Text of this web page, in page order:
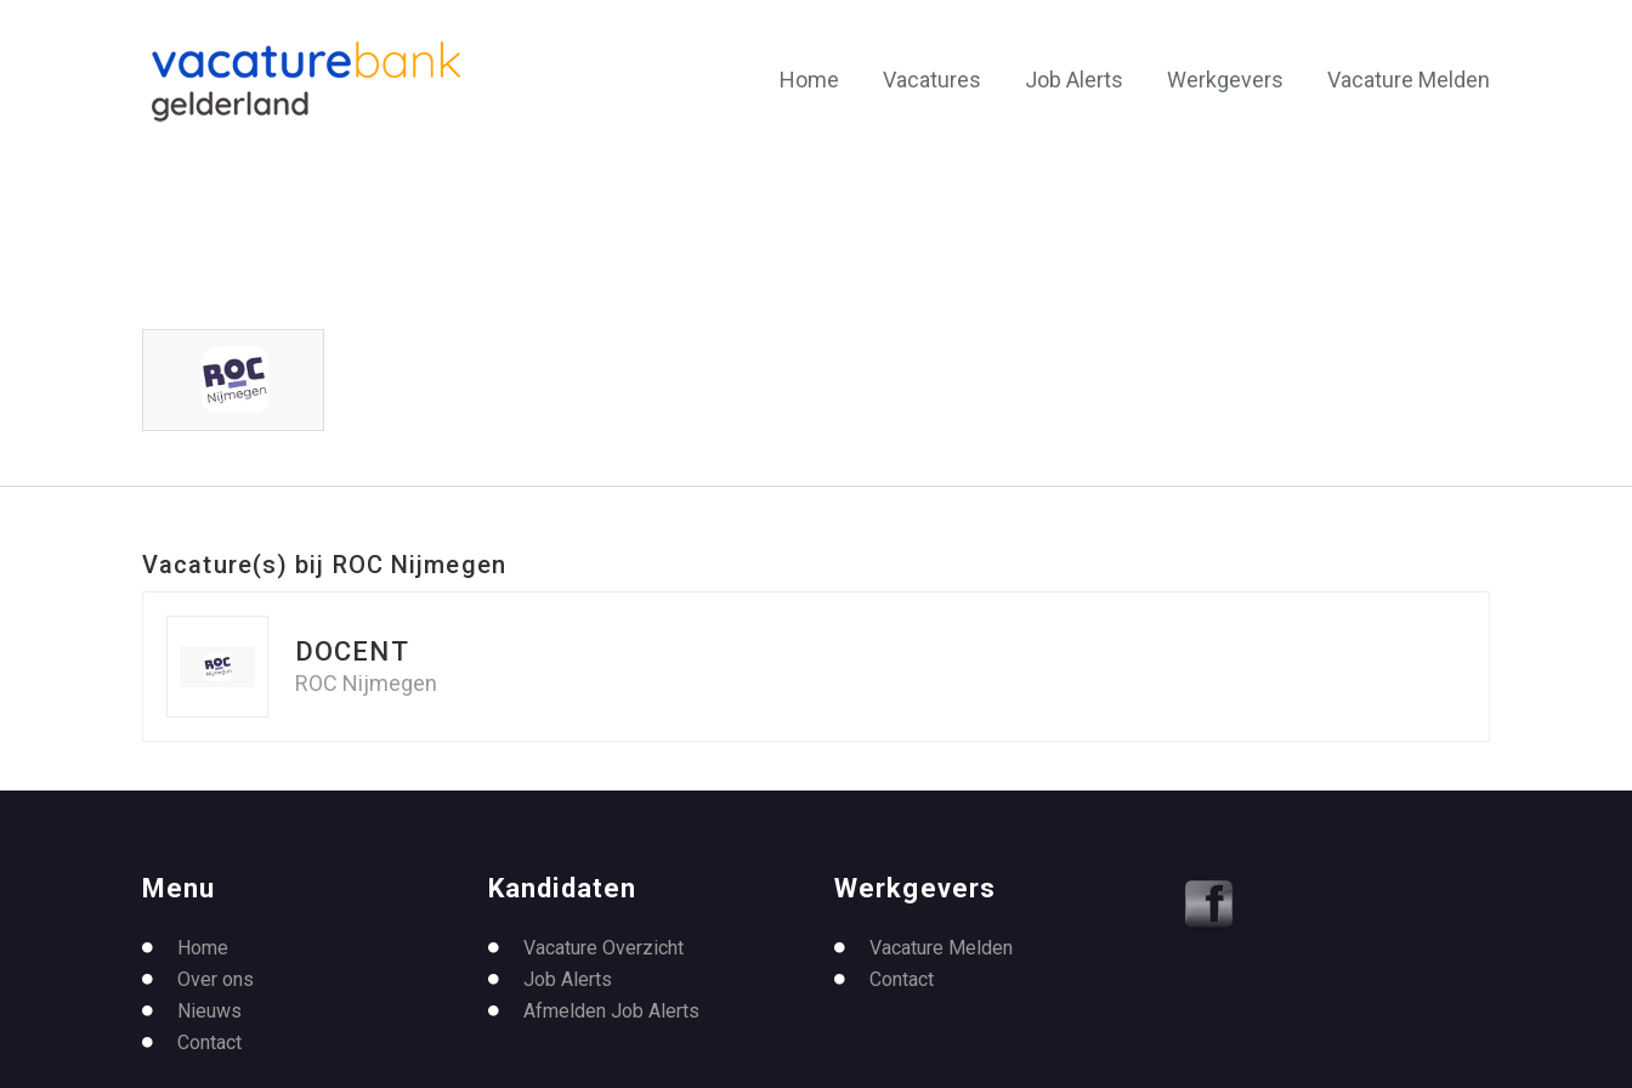
Home Vacatures Job Alerts Werkgevers Vacature Melden
Vacature(s) bij ROC Nijmegen
DOCENT
ROC Nijmegen
Menu
Home
Over ons
Nieuws
Contact
Kandidaten
Vacature Overzicht
Job Alerts
Afmelden Job Alerts
Werkgevers
Vacature Melden
Contact